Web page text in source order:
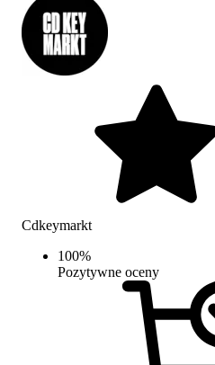
Cdkeymarkt
100%
Pozytywne oceny